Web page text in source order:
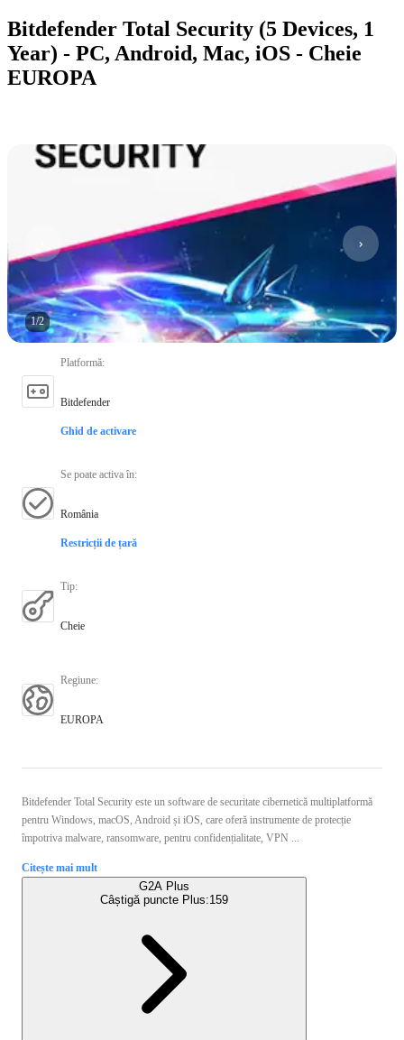
Bitdefender Total Security (5 Devices, 1
Year) - PC, Android, Mac, iOS - Cheie
EUROPA
1/2
Platformă:
Bitdefender
Ghid de activare
Se poate activa în:
România
Restricții de țară
Tip:
Cheie
Regiune:
EUROPA
Bitdefender Total Security este un software de securitate cibernetică multiplatformă
pentru Windows, macOS, Android și iOS, care oferă instrumente de protecție
împotriva malware, ransomware, pentru confidențialitate, VPN ...
Citește mai mult
G2A Plus
Câștigă puncte Plus:159